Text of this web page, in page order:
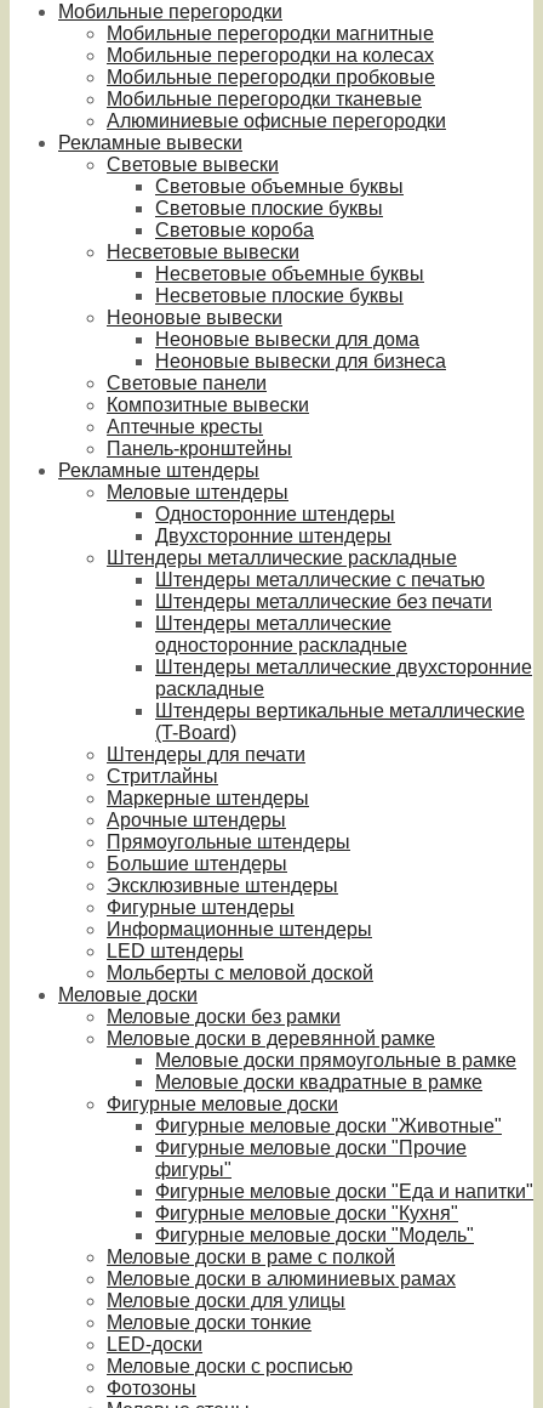
Мобильные перегородки
Мобильные перегородки магнитные
Мобильные перегородки на колесах
Мобильные перегородки пробковые
Мобильные перегородки тканевые
Алюминиевые офисные перегородки
Рекламные вывески
Световые вывески
Световые объемные буквы
Световые плоские буквы
Световые короба
Несветовые вывески
Несветовые объемные буквы
Несветовые плоские буквы
Неоновые вывески
Неоновые вывески для дома
Неоновые вывески для бизнеса
Световые панели
Композитные вывески
Аптечные кресты
Панель-кронштейны
Рекламные штендеры
Меловые штендеры
Односторонние штендеры
Двухсторонние штендеры
Штендеры металлические раскладные
Штендеры металлические с печатью
Штендеры металлические без печати
Штендеры металлические
односторонние раскладные
Штендеры металлические двухсторонние
раскладные
Штендеры вертикальные металлические
(T-Board)
Штендеры для печати
Стритлайны
Маркерные штендеры
Арочные штендеры
Прямоугольные штендеры
Большие штендеры
Эксклюзивные штендеры
Фигурные штендеры
Информационные штендеры
LED штендеры
Мольберты с меловой доской
Меловые доски
Меловые доски без рамки
Меловые доски в деревянной рамке
Меловые доски прямоугольные в рамке
Меловые доски квадратные в рамке
Фигурные меловые доски
Фигурные меловые доски "Животные"
Фигурные меловые доски "Прочие
фигуры"
Фигурные меловые доски "Еда и напитки"
Фигурные меловые доски "Кухня"
Фигурные меловые доски "Модель"
Меловые доски в раме с полкой
Меловые доски в алюминиевых рамах
Меловые доски для улицы
Меловые доски тонкие
LED-доски
Меловые доски с росписью
Фотозоны